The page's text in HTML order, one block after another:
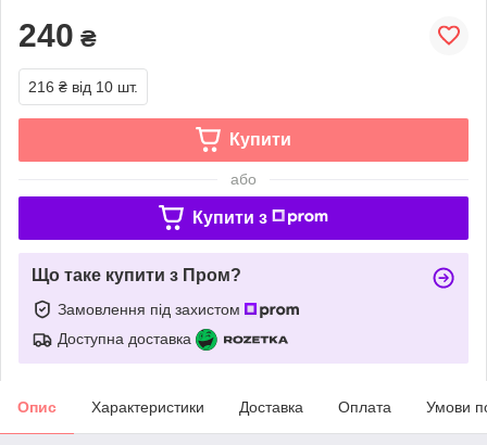
240 ₴
216 ₴ від 10 шт.
Купити
або
Купити з
Що таке купити з Пром?
Замовлення під захистом
Доступна доставка
Опис Характеристики Доставка Оплата Умови